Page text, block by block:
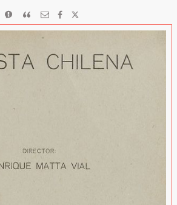
imprimirReportarCitar